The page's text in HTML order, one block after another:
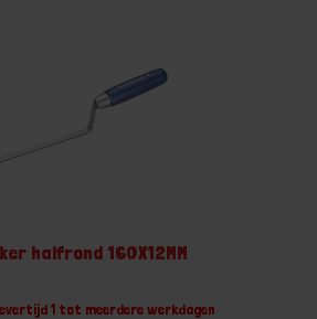
halfrond 160X12MM
1 tot meerdere werkdagen